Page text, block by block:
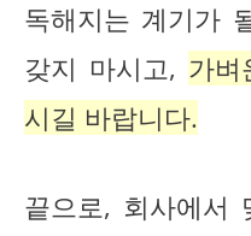
독해지는 계기가
갖지 마시고, 가
시길 바랍니다.
끝으로, 회사에서